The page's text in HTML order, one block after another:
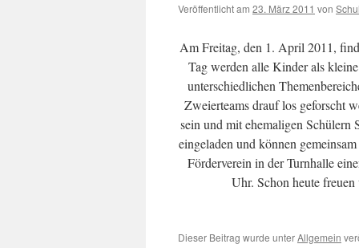
Veröffentlicht am 23. März 2011 von
Am Freitag, den 1. April 2011,
Tag werden alle Kinder als
unterschiedlichen
Zweierteams drauf los geforscht
sein und mit ehemaligen Schülern
eingeladen und können
Förderverein in der Turnhalle
Uhr. Schon heute
Dieser Beitrag wurde unterAllgemein